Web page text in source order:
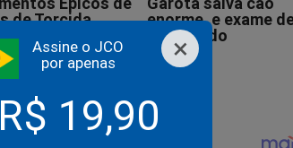
×
Assine o JCO
por apenas
R$ 19,90